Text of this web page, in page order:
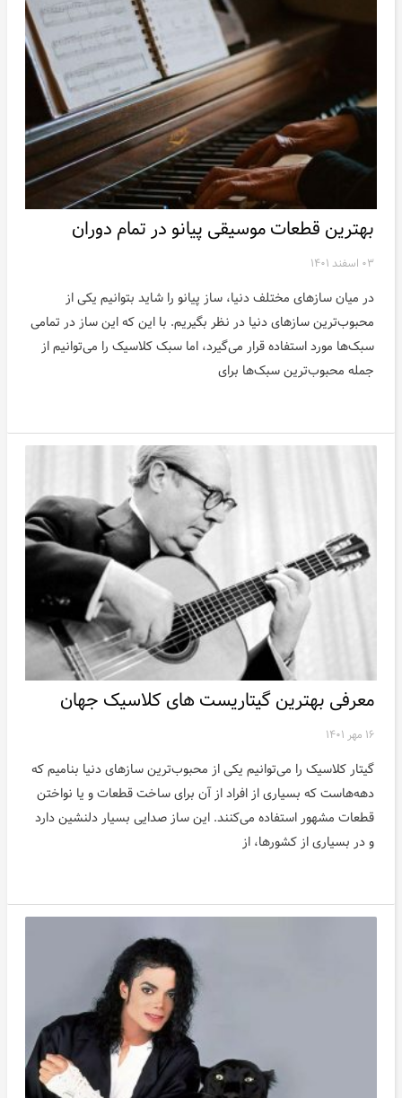
بهترین قطعات موسیقی پیانو در تمام دوران
۰۳ اسفند ۱۴۰۱
در میان سازهای مختلف دنیا، ساز پیانو را شاید بتوانیم یکی از
محبوب‌ترین سازهای دنیا در نظر بگیریم. با این که این ساز در تمامی
سبک‌ها مورد استفاده قرار می‌گیرد، اما سبک کلاسیک را می‌توانیم از
جمله محبوب‌ترین سبک‌ها برای
معرفی بهترین گیتاریست های کلاسیک جهان
۱۶ مهر ۱۴۰۱
گیتار کلاسیک را می‌توانیم یکی از محبوب‌ترین سازهای دنیا بنامیم که
دهه‌هاست که بسیاری از افراد از آن برای ساخت قطعات و یا نواختن
قطعات مشهور استفاده می‌کنند. این ساز صدایی بسیار دلنشین دارد
و در بسیاری از کشورها، از